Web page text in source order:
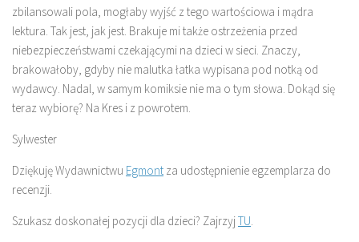
zbilansowali pola, mogłaby wyjść z tego wartościowa i mądra
lektura. Tak jest, jak jest. Brakuje mi także ostrzeżenia przed
niebezpieczeństwami czekającymi na dzieci w sieci. Znaczy,
brakowałoby, gdyby nie malutka łatka wypisana pod notką od
wydawcy. Nadal, w samym komiksie nie ma o tym słowa. Dokąd się
teraz wybiorę? Na Kres i z powrotem.
Sylwester
Dziękuję Wydawnictwu Egmont za udostępnienie egzemplarza do
recenzji.
Szukasz doskonałej pozycji dla dzieci? ZajrzyjTU.